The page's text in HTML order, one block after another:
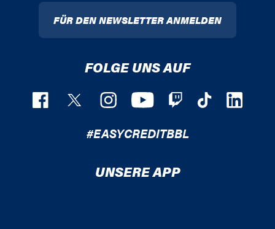
FÜR DEN NEWSLETTER ANMELDEN
FOLGE UNS AUF
#EASYCREDITBBL
UNSERE APP